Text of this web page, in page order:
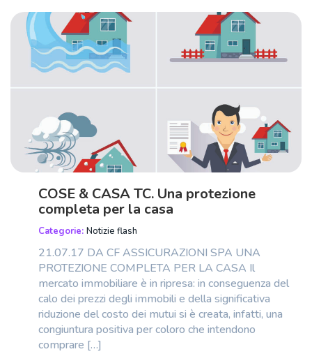
COSE & CASA TC. Una protezione
completa per la casa
Categorie: Notizie flash
21.07.17 DA CF ASSICURAZIONI SPA UNA
PROTEZIONE COMPLETA PER LA CASA Il
mercato immobiliare è in ripresa: in conseguenza del
calo dei prezzi degli immobili e della significativa
riduzione del costo dei mutui si è creata, infatti, una
congiuntura positiva per coloro che intendono
comprare […]